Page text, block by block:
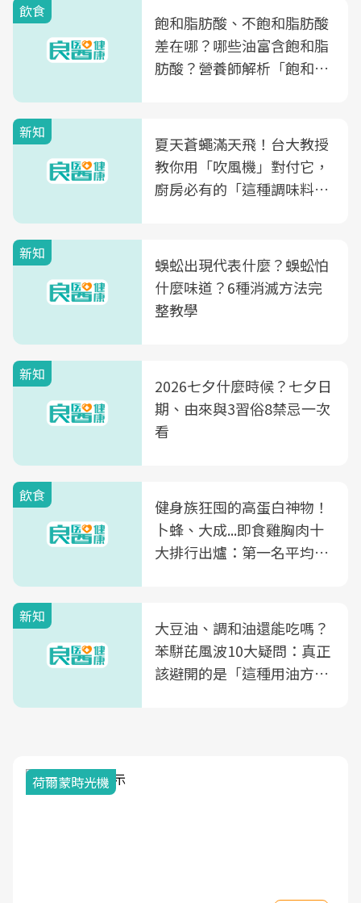
飲食
飽和脂肪酸、不飽和脂肪酸
差在哪？哪些油富含飽和脂
肪酸？營養師解析「飽和脂
新知
夏天蒼蠅滿天飛！台大教授
教你用「吹風機」對付它，
廚房必有的「這種調味料」
新知
蜈蚣出現代表什麼？蜈蚣怕
什麼味道？6種消滅方法完
整教學
新知
2026七夕什麼時候？七夕日
期、由來與3習俗8禁忌一次
看
飲食
健身族狂囤的高蛋白神物！
卜蜂、大成...即食雞胸肉十
大排行出爐：第一名平均一
新知
大豆油、調和油還能吃嗎？
苯駢芘風波10大疑問：真正
該避開的是「這種用油方
荷爾蒙時光機